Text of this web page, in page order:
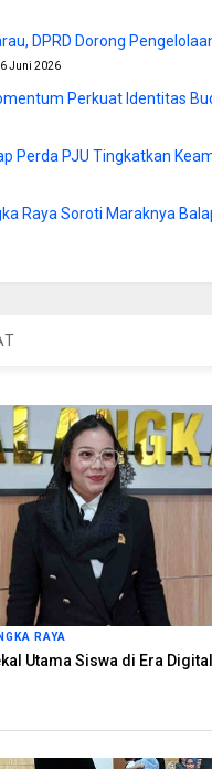
DPRD Dorong
6 Juni 2026
Perkuat Identitas
Perda PJU Tingkatkan
Raya Soroti Maraknya
RAYA
Utama Siswa di Era Digital